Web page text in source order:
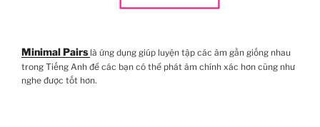
Minimal Pairs là ứng dụng giúp luyện tập các âm gần giống nhau
trong Tiếng Anh để các bạn có thể phát âm chính xác hơn cũng như
nghe được tốt hơn.